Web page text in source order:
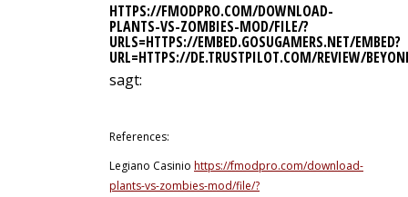
HTTPS://FMODPRO.COM/DOWNLOAD-
PLANTS-VS-ZOMBIES-MOD/FILE/?
URLS=HTTPS://EMBED.GOSUGAMERS.NET/EMBED?
URL=HTTPS://DE.TRUSTPILOT.COM/REVIEW/
sagt:
References:
Legiano Casinio https://fmodpro.com/download-
plants-vs-zombies-mod/file/?